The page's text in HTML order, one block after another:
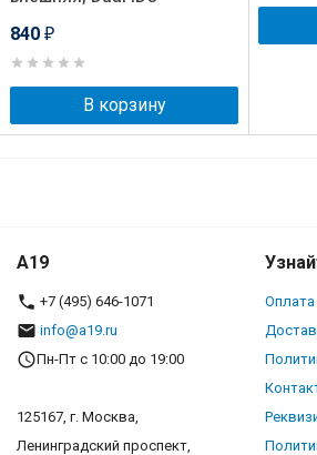
840 ₽
В корзину
A19
+7 (495) 646-1071
info@a19.ru
Пн-Пт с 10:00 до 19:00
125167, г. Москва,
Ленинградский проспект,
Оплата